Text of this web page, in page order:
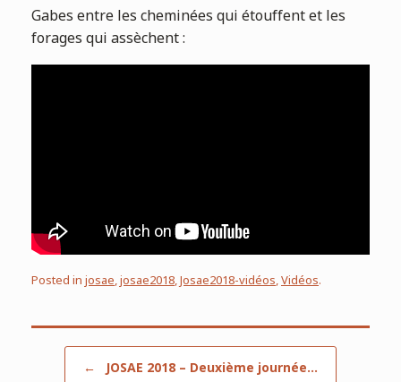
Gabes entre les cheminées qui étouffent et les
forages qui assèchent :
Posted injosae,josae2018,Josae2018-vidéos,Vidéos.
Post navigation
← JOSAE 2018 – Deuxième journée…